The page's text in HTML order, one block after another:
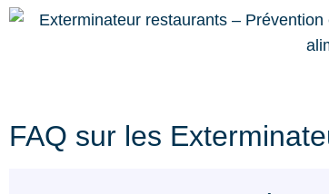
FAQ sur les